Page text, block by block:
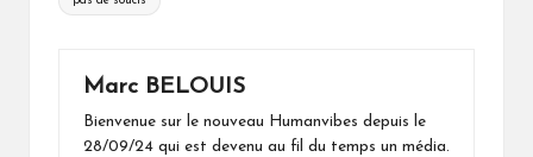
Marc BELOUIS
Bienvenue sur le nouveau Humanvibes depuis le
28/09/24 qui est devenu au fil du temps un média.